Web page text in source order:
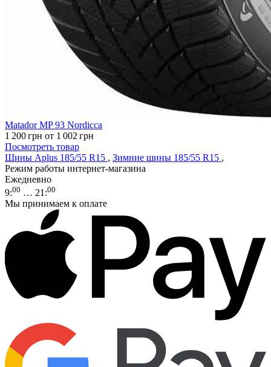
Matador MP 93 Nordicca
1 200грн от 1 002 грн
Посмотреть товар
Шины Aplus 185/55 R15 , Зимние шины 185/55 R15 ,
Режим работы интернет-магазина
Ежедневно
9:00 … 21 :00
Мы принимаем к оплате